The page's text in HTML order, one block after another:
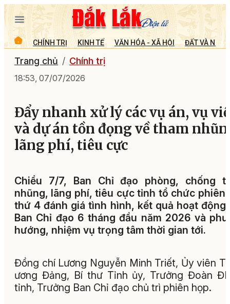
CHÍNH TRỊ KINH TẾ VĂN HÓA - XÃ HỘI ĐẤT VÀ
Trang chủ Chính trị
18:53, 07/07/2026
Đẩy nhanh xử lý các vụ án, vụ
và dự án tồn đọng về tham
lãng phí, tiêu cực
Chiều 7/7, Ban Chỉ đạo phòng, chống
nhũng, lãng phí, tiêu cực tỉnh tổ chức phiên
thứ 4 đánh giá tình hình, kết quả hoạt động
Ban Chỉ đạo 6 tháng đầu năm 2026 và
hướng, nhiệm vụ trọng tâm thời gian tới.
Đồng chí Lương Nguyễn Minh Triết, Ủy viên
ương Đảng, Bí thư Tỉnh ủy, Trưởng Đoàn
tỉnh, Trưởng Ban Chỉ đạo chủ trì phiên họp.